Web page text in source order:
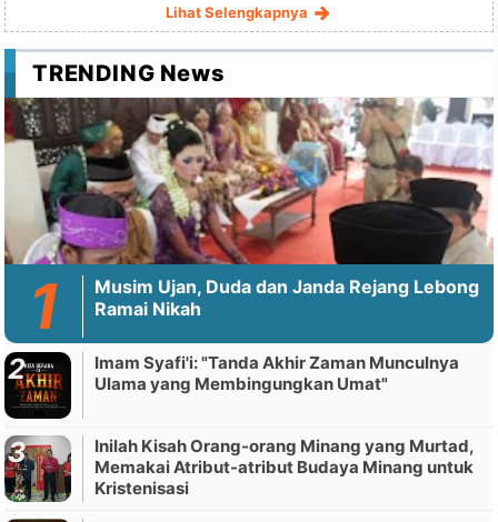
Lihat Selengkapnya
TRENDING News
Musim Ujan, Duda dan Janda Rejang Lebong
Ramai Nikah
Imam Syafi'i: "Tanda Akhir Zaman Munculnya
Ulama yang Membingungkan Umat"
Inilah Kisah Orang-orang Minang yang Murtad,
Memakai Atribut-atribut Budaya Minang untuk
Kristenisasi